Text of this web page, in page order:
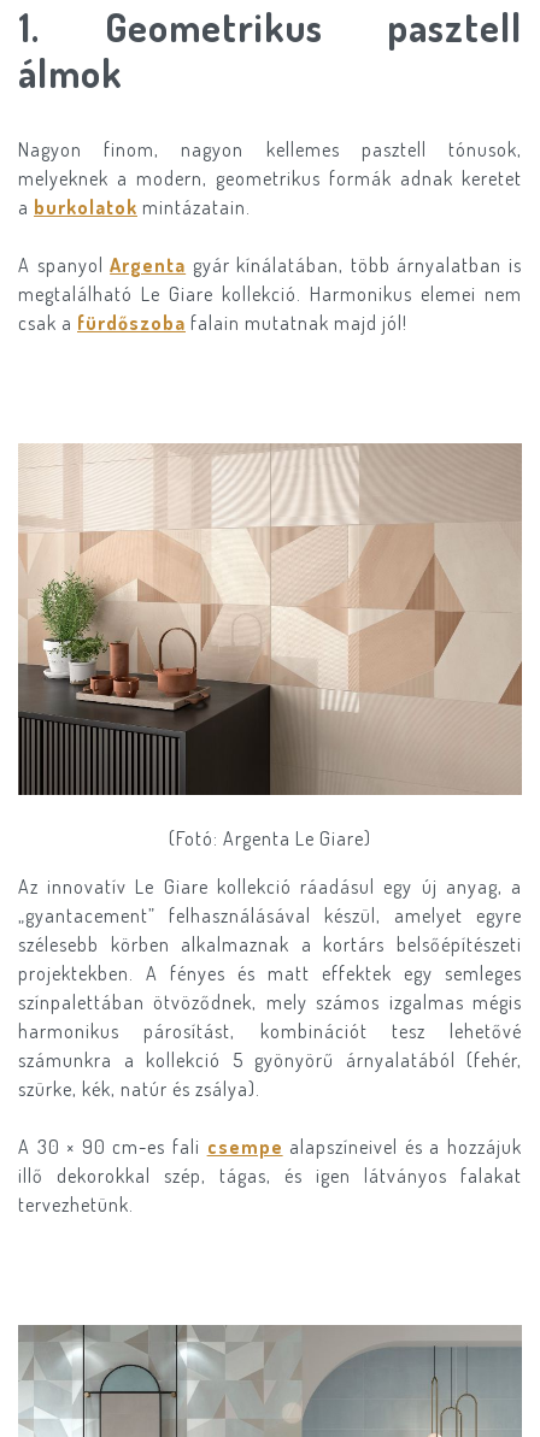
1. Geometrikus pasztell
álmok
Nagyon finom, nagyon kellemes pasztell tónusok,
melyeknek a modern, geometrikus formák adnak keretet
a burkolatok mintázatain.
A spanyolArgenta gyár kínálatában, több árnyalatban is
megtalálható Le Giare kollekció. Harmonikus elemei nem
csak a fürdőszoba falain mutatnak majd jól!
(Fotó: Argenta Le Giare)
Az innovatív Le Giare kollekció ráadásul egy új anyag, a
„gyantacement” felhasználásával készül, amelyet egyre
szélesebb körben alkalmaznak a kortárs belsőépítészeti
projektekben. A fényes és matt effektek egy semleges
színpalettában ötvöződnek, mely számos izgalmas mégis
harmonikus párosítást, kombinációt tesz lehetővé
számunkra a kollekció 5 gyönyörű árnyalatából (fehér,
szürke, kék, natúr és zsálya).
A 30 × 90 cm-es fali csempe alapszíneivel és a hozzájuk
illő dekorokkal szép, tágas, és igen látványos falakat
tervezhetünk.